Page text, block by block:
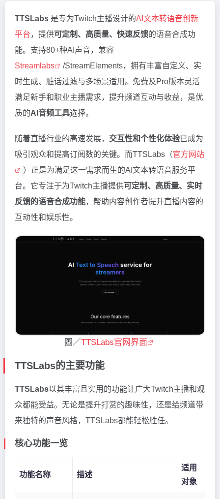
TTSLabs 是专为Twitch主播设计的AI文本转语音创新
平台，提供可定制、高质量、快速反馈的语音合成功
能。支持80+种AI声音，兼容
Streamlabs
/StreamElements，拥有丰富自定义、实
时生成、脏话过滤与多场景适用。免费及Pro版本灵活
满足新手和职业主播需求，提升频道互动与收益，是优
质的AI音频工具选择。
随着直播行业的高速发展， 交互性和个性化体验已成为
吸引观众和提高订阅数的关键。而TTSLabs（官方网站
）正是为满足这一需求而生的AI文本转语音服务平
台。它专注于为Twitch主播提供可定制、高质量、实时
反馈的语音合成功能，帮助内容创作者提升直播内容的
互动性和娱乐性。
圖／TTSLabs官网界面
TTSLabs的主要功能
TTSLabs以其丰富且实用的功能让广大Twitch主播和观
众都能受益。无论是提升打赏的趣味性，还是给频道带
来独特的声音风格，TTSLabs都能轻松胜任。
核心功能一览
功能名称 描述
适用
对象